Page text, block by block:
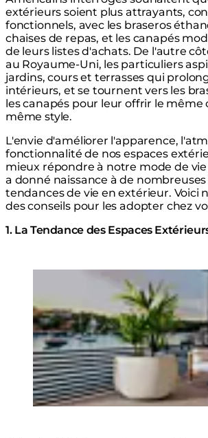
extérieurs soient plus attrayants,
fonctionnels, avec les braseros
chaises de repas, et les canapés
de leurs listes d'achats. De l'autre
au Royaume-Uni, les particuliers
jardins, cours et terrasses qui
intérieurs, et se tournent vers les
les canapés pour leur offrir le même
même style.
L'envie d'améliorer l'apparence,
fonctionnalité de nos espaces
mieux répondre à notre mode de
a donné naissance à de
tendances de vie en extérieur. Voici
des conseils pour les adopter chez
1. La Tendance des Espaces